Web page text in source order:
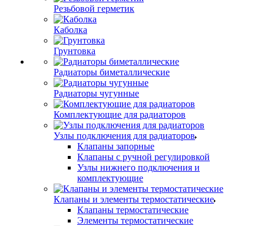
Резьбовой герметик
Каболка
Грунтовка
Радиаторы биметаллические
Радиаторы чугунные
Комплектующие для радиаторов
Узлы подключения для радиаторов
Клапаны запорные
Клапаны с ручной регулировкой
Узлы нижнего подключения и
комплектующие
Клапаны и элементы термостатические
Клапаны термостатические
Элементы термостатические